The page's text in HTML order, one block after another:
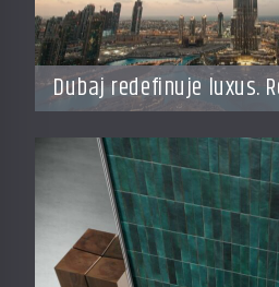
Dubaj redefinuje luxus.
miliardy dnes
resorty budoucnosti